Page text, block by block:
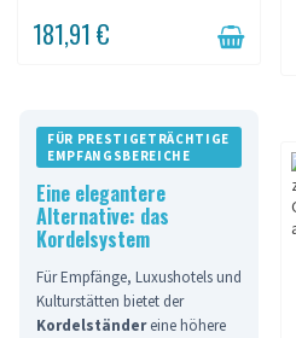
Sanfter Gurtrücklauf, ohne Ruck....
181,91 €
FÜR PRESTIGETRÄCHTIGE
EMPFANGSBEREICHE
Eine elegantere
Alternative: das
Kordelsystem
Für Empfänge, Luxushotels und
Kulturstätten bietet der
Kordelständereine höhere